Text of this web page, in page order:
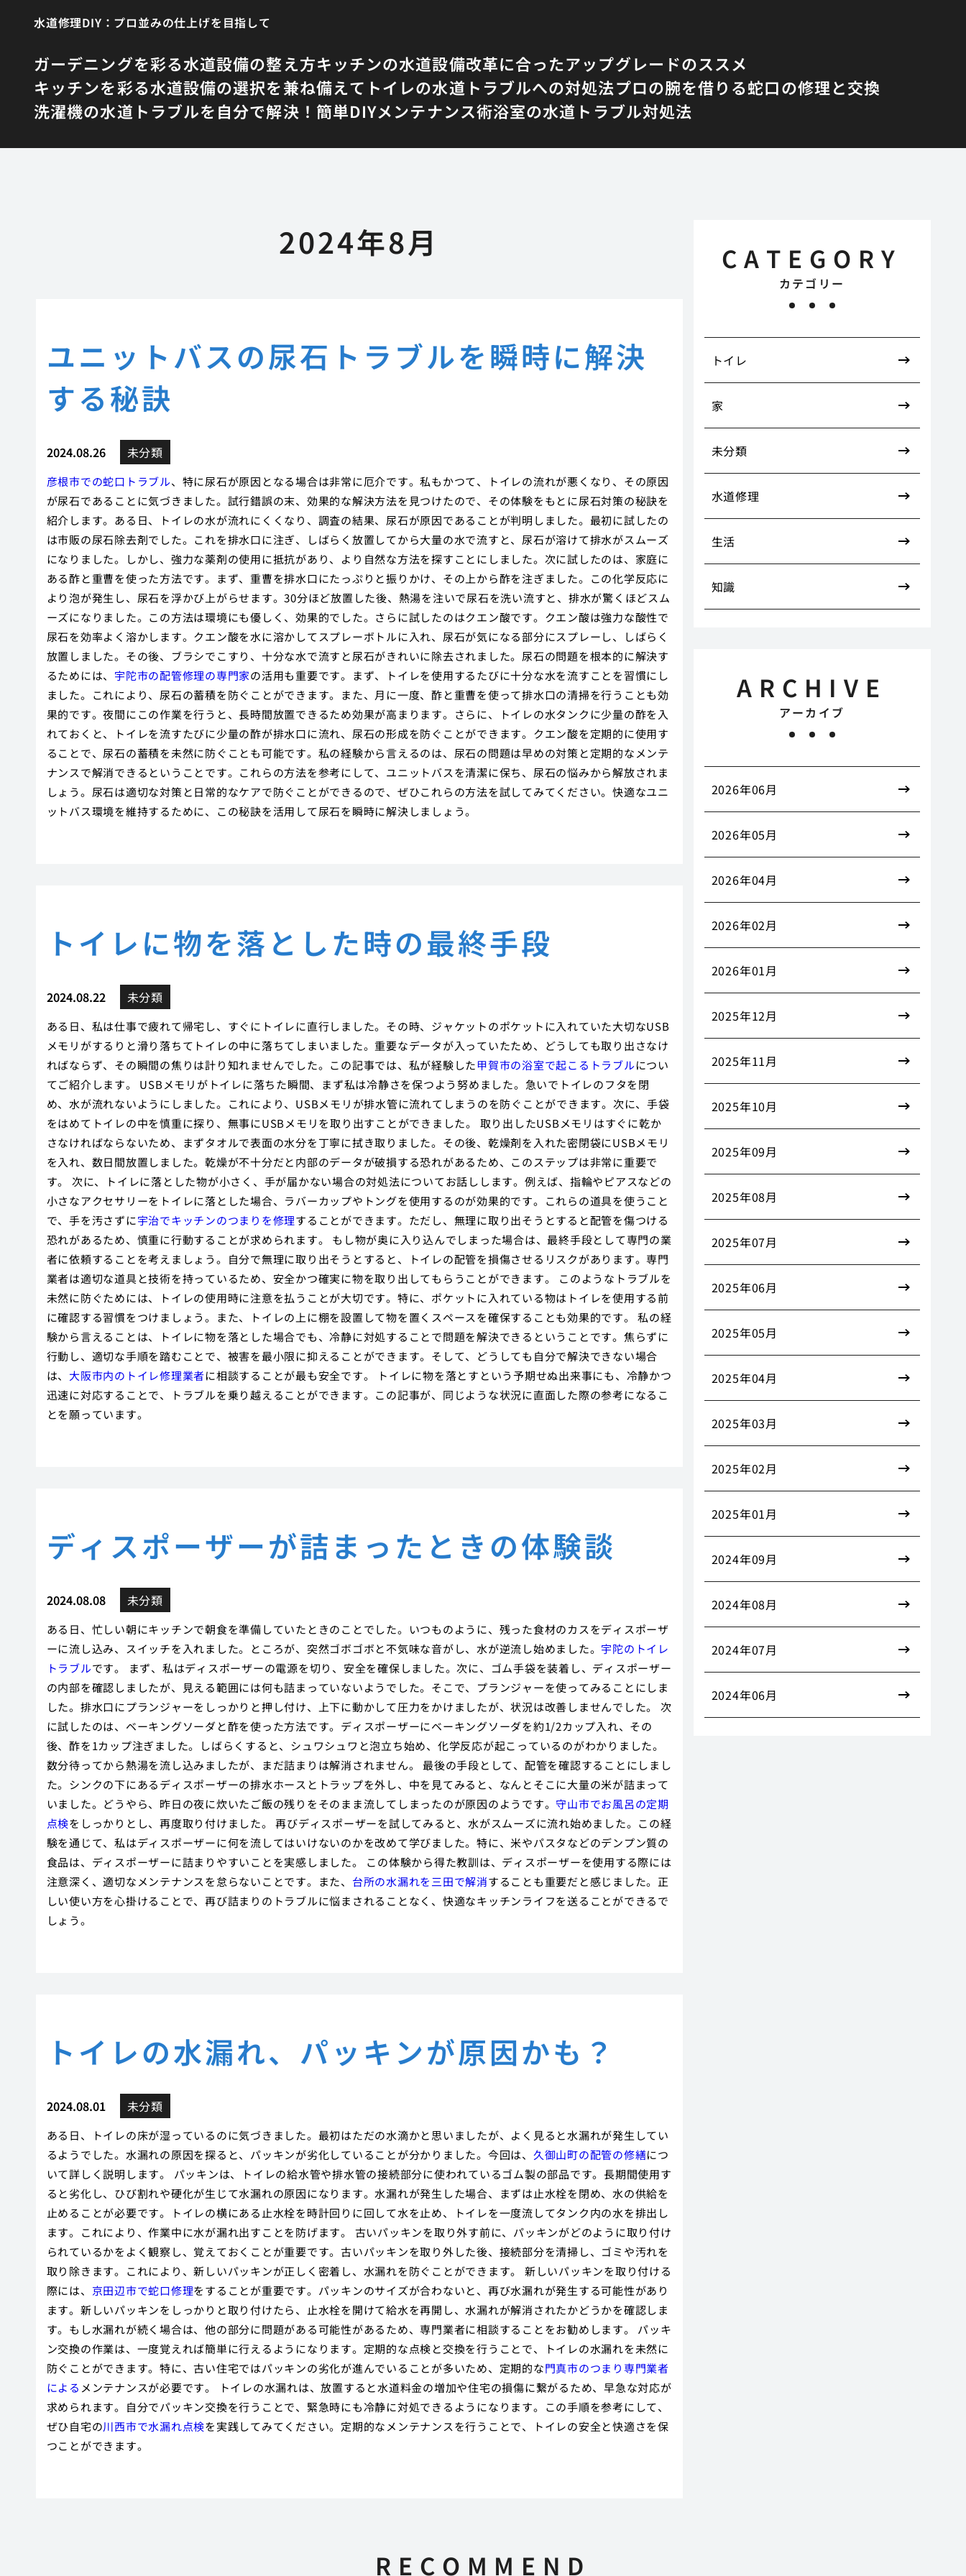
水道修理DIY：プロ並みの仕上げを目指して
ガーデニングを彩る水道設備の整え方キッチンの水道設備改革に合ったアップグレードのススメ
キッチンを彩る水道設備の選択を兼ね備えて トイレの水道トラブルへの対処法プロの腕を借りる蛇口の修理と交換
洗濯機の水道トラブルを自分で解決！簡単DIYメンテナンス術浴室の水道トラブル対処法
2024年8月
ユニットバスの尿石トラブルを瞬時に解決
する秘訣
2024.08.26 未分類
彦根市での蛇口トラブル、特に尿石が原因となる場合は非常に厄介です。私もかつて、トイレの流れが悪くなり、その原因
が尿石であることに気づきました。試行錯誤の末、効果的な解決方法を見つけたので、その体験をもとに尿石対策の秘訣を
紹介します。ある日、トイレの水が流れにくくなり、調査の結果、尿石が原因であることが判明しました。最初に試したの
は市販の尿石除去剤でした。これを排水口に注ぎ、しばらく放置してから大量の水で流すと、尿石が溶けて排水がスムーズ
になりました。しかし、強力な薬剤の使用に抵抗があり、より自然な方法を探すことにしました。次に試したのは、家庭に
ある酢と重曹を使った方法です。まず、重曹を排水口にたっぷりと振りかけ、その上から酢を注ぎました。この化学反応に
より泡が発生し、尿石を浮かび上がらせます。30分ほど放置した後、熱湯を注いで尿石を洗い流すと、排水が驚くほどスム
ーズになりました。この方法は環境にも優しく、効果的でした。さらに試したのはクエン酸です。クエン酸は強力な酸性で
尿石を効率よく溶かします。クエン酸を水に溶かしてスプレーボトルに入れ、尿石が気になる部分にスプレーし、しばらく
放置しました。その後、ブラシでこすり、十分な水で流すと尿石がきれいに除去されました。尿石の問題を根本的に解決す
るためには、 宇陀市の配管修理の専門家の活用も重要です。まず、トイレを使用するたびに十分な水を流すことを習慣にし
ました。これにより、尿石の蓄積を防ぐことができます。また、月に一度、酢と重曹を使って排水口の清掃を行うことも効
果的です。夜間にこの作業を行うと、長時間放置できるため効果が高まります。さらに、トイレの水タンクに少量の酢を入
れておくと、トイレを流すたびに少量の酢が排水口に流れ、尿石の形成を防ぐことができます。クエン酸を定期的に使用す
ることで、尿石の蓄積を未然に防ぐことも可能です。私の経験から言えるのは、尿石の問題は早めの対策と定期的なメンテ
ナンスで解消できるということです。これらの方法を参考にして、ユニットバスを清潔に保ち、尿石の悩みから解放されま
しょう。尿石は適切な対策と日常的なケアで防ぐことができるので、ぜひこれらの方法を試してみてください。快適なユニ
ットバス環境を維持するために、この秘訣を活用して尿石を瞬時に解決しましょう。
トイレに物を落とした時の最終手段
2024.08.22 未分類
ある日、私は仕事で疲れて帰宅し、すぐにトイレに直行しました。その時、ジャケットのポケットに入れていた大切なUSB
メモリがするりと滑り落ちてトイレの中に落ちてしまいました。重要なデータが入っていたため、どうしても取り出さなけ
ればならず、その瞬間の焦りは計り知れませんでした。この記事では、私が経験した甲賀市の浴室で起こるトラブルについ
てご紹介します。 USBメモリがトイレに落ちた瞬間、まず私は冷静さを保つよう努めました。急いでトイレのフタを閉
め、水が流れないようにしました。これにより、USBメモリが排水管に流れてしまうのを防ぐことができます。次に、手袋
をはめてトイレの中を慎重に探り、無事にUSBメモリを取り出すことができました。 取り出したUSBメモリはすぐに乾か
さなければならないため、まずタオルで表面の水分を丁寧に拭き取りました。その後、乾燥剤を入れた密閉袋にUSBメモリ
を入れ、数日間放置しました。乾燥が不十分だと内部のデータが破損する恐れがあるため、このステップは非常に重要で
す。 次に、トイレに落とした物が小さく、手が届かない場合の対処法についてお話しします。例えば、指輪やピアスなどの
小さなアクセサリーをトイレに落とした場合、ラバーカップやトングを使用するのが効果的です。これらの道具を使うこと
で、手を汚さずに宇治でキッチンのつまりを修理する ことができます。ただし、無理に取り出そうとすると配管を傷つける
恐れがあるため、慎重に行動することが求められます。 もし物が奥に入り込んでしまった場合は、最終手段として専門の業
者に依頼することを考えましょう。自分で無理に取り出そうとすると、トイレの配管を損傷させるリスクがあります。専門
業者は適切な道具と技術を持っているため、安全かつ確実に物を取り出してもらうことができます。 このようなトラブルを
未然に防ぐためには、トイレの使用時に注意を払うことが大切です。特に、ポケットに入れている物はトイレを使用する前
に確認する習慣をつけましょう。また、トイレの上に棚を設置して物を置くスペースを確保することも効果的です。 私の経
験から言えることは、トイレに物を落とした場合でも、冷静に対処することで問題を解決できるということです。焦らずに
行動し、適切な手順を踏むことで、被害を最小限に抑えることができます。そして、どうしても自分で解決できない場合
は、 大阪市内のトイレ修理業者に相談することが最も安全です。 トイレに物を落とすという予期せぬ出来事にも、冷静かつ
迅速に対応することで、トラブルを乗り越えることができます。この記事が、同じような状況に直面した際の参考になるこ
とを願っています。
ディスポーザーが詰まったときの体験談
2024.08.08 未分類
ある日、忙しい朝にキッチンで朝食を準備していたときのことでした。いつものように、残った食材のカスをディスポーザ
ーに流し込み、スイッチを入れました。ところが、突然ゴボゴボと不気味な音がし、水が逆流し始めました。 宇陀のトイレ
トラブルです。 まず、私はディスポーザーの電源を切り、安全を確保しました。次に、ゴム手袋を装着し、ディスポーザー
の内部を確認しましたが、見える範囲には何も詰まっていないようでした。そこで、プランジャーを使ってみることにしま
した。排水口にプランジャーをしっかりと押し付け、上下に動かして圧力をかけましたが、状況は改善しませんでした。 次
に試したのは、ベーキングソーダと酢を使った方法です。ディスポーザーにベーキングソーダを約1/2カップ入れ、その
後、酢を1カップ注ぎました。しばらくすると、シュワシュワと泡立ち始め、化学反応が起こっているのがわかりました。
数分待ってから熱湯を流し込みましたが、まだ詰まりは解消されません。 最後の手段として、配管を確認することにしまし
た。シンクの下にあるディスポーザーの排水ホースとトラップを外し、中を見てみると、なんとそこに大量の米が詰まって
いました。どうやら、昨日の夜に炊いたご飯の残りをそのまま流してしまったのが原因のようです。守山市でお風呂の定期
点検をしっかりとし、再度取り付けました。 再びディスポーザーを試してみると、水がスムーズに流れ始めました。この経
験を通じて、私はディスポーザーに何を流してはいけないのかを改めて学びました。特に、米やパスタなどのデンプン質の
食品は、ディスポーザーに詰まりやすいことを実感しました。 この体験から得た教訓は、ディスポーザーを使用する際には
注意深く、適切なメンテナンスを怠らないことです。また、 台所の水漏れを三田で解消することも重要だと感じました。正
しい使い方を心掛けることで、再び詰まりのトラブルに悩まされることなく、快適なキッチンライフを送ることができるで
しょう。
トイレの水漏れ、パッキンが原因かも？
2024.08.01 未分類
ある日、トイレの床が湿っているのに気づきました。最初はただの水滴かと思いましたが、よく見ると水漏れが発生してい
るようでした。水漏れの原因を探ると、パッキンが劣化していることが分かりました。今回は、 久御山町の配管の修繕につ
いて詳しく説明します。 パッキンは、トイレの給水管や排水管の接続部分に使われているゴム製の部品です。長期間使用す
ると劣化し、ひび割れや硬化が生じて水漏れの原因になります。水漏れが発生した場合、まずは止水栓を閉め、水の供給を
止めることが必要です。トイレの横にある止水栓を時計回りに回して水を止め、トイレを一度流してタンク内の水を排出し
ます。これにより、作業中に水が漏れ出すことを防げます。 古いパッキンを取り外す前に、パッキンがどのように取り付け
られているかをよく観察し、覚えておくことが重要です。古いパッキンを取り外した後、接続部分を清掃し、ゴミや汚れを
取り除きます。これにより、新しいパッキンが正しく密着し、水漏れを防ぐことができます。 新しいパッキンを取り付ける
際には、 京田辺市で蛇口修理をすることが重要です。パッキンのサイズが合わないと、再び水漏れが発生する可能性があり
ます。新しいパッキンをしっかりと取り付けたら、止水栓を開けて給水を再開し、水漏れが解消されたかどうかを確認しま
す。もし水漏れが続く場合は、他の部分に問題がある可能性があるため、専門業者に相談することをお勧めします。 パッキ
ン交換の作業は、一度覚えれば簡単に行えるようになります。定期的な点検と交換を行うことで、トイレの水漏れを未然に
防ぐことができます。特に、古い住宅ではパッキンの劣化が進んでいることが多いため、定期的な門真市のつまり専門業者
による メンテナンスが必要です。 トイレの水漏れは、放置すると水道料金の増加や住宅の損傷に繋がるため、早急な対応が
求められます。自分でパッキン交換を行うことで、緊急時にも冷静に対処できるようになります。この手順を参考にして、
ぜひ自宅の川西市で水漏れ点検を実践してみてください。定期的なメンテナンスを行うことで、トイレの安全と快適さを保
つことができます。
RECOMMEND
CATEGORY
カテゴリー
トイレ
家
未分類
水道修理
生活
知識
ARCHIVE
アーカイブ
2026年06月
2026年05月
2026年04月
2026年02月
2026年01月
2025年12月
2025年11月
2025年10月
2025年09月
2025年08月
2025年07月
2025年06月
2025年05月
2025年04月
2025年03月
2025年02月
2025年01月
2024年09月
2024年08月
2024年07月
2024年06月